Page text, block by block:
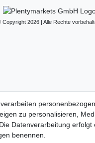
Copyright 2026 | Alle Rechte
zu personalisieren,
Datenverarbeitung erfolgt
benennen.